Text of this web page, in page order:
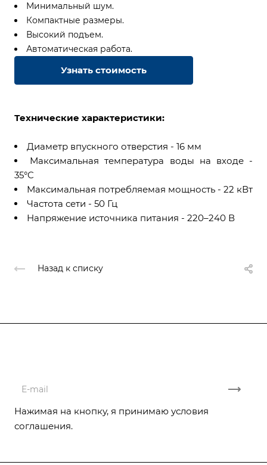
Минимальный шум.
Компактные размеры.
Высокий подъем.
Автоматическая работа.
Узнать стоимость
Технические характеристики:
Диаметр впускного отверстия - 16 мм
Максимальная температура воды на входе -
35°C
Максимальная потребляемая мощность - 22 кВт
Частота сети - 50 Гц
Напряжение источника питания - 220–240 В
Назад к списку
Нажимая на кнопку, я принимаю условия
соглашения.